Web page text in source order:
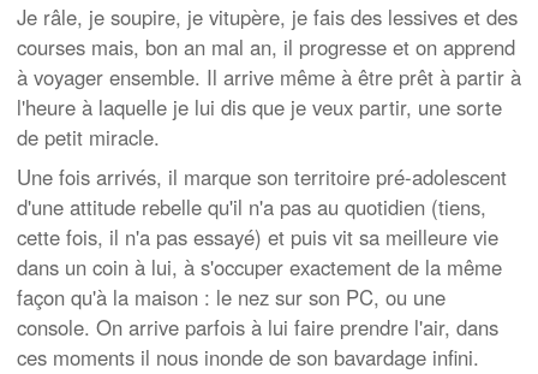
Je râle, je soupire, je vitupère, je fais des lessives et des
courses mais, bon an mal an, il progresse et on apprend
à voyager ensemble. Il arrive même à être prêt à partir à
l'heure à laquelle je lui dis que je veux partir, une sorte
de petit miracle.
Une fois arrivés, il marque son territoire pré-adolescent
d'une attitude rebelle qu'il n'a pas au quotidien (tiens,
cette fois, il n'a pas essayé) et puis vit sa meilleure vie
dans un coin à lui, à s'occuper exactement de la même
façon qu'à la maison : le nez sur son PC, ou une
console. On arrive parfois à lui faire prendre l'air, dans
ces moments il nous inonde de son bavardage infini.